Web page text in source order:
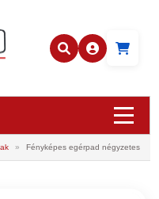
» Fényképes egérpad négyzetes